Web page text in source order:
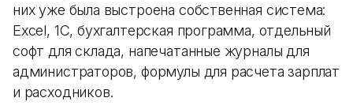
них уже была выстроена собственная система:
Excel, 1С, бухгалтерская программа, отдельный
софт для склада, напечатанные журналы для
администраторов, формулы для расчета зарплат
и расходников.